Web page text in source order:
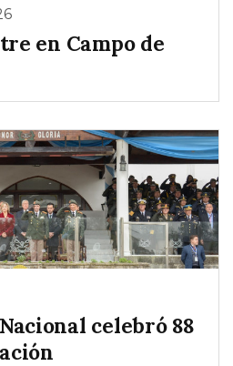
en Campo de
celebró 88